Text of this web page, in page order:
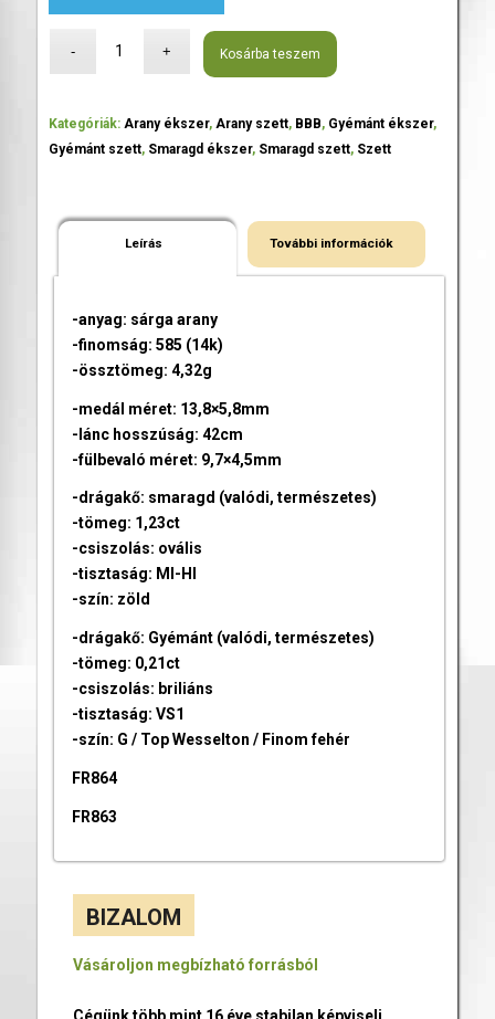
Kosárba teszem
Kategóriák: Arany ékszer, Arany szett, BBB, Gyémánt ékszer,
Gyémánt szett, Smaragd ékszer, Smaragd szett, Szett
Leírás További információk
-anyag: sárga arany
-finomság: 585 (14k)
-össztömeg: 4,32g
-medál méret: 13,8×5,8mm
-lánc hosszúság: 42cm
-fülbevaló méret: 9,7×4,5mm
-drágakő: smaragd (valódi, természetes)
-tömeg: 1,23ct
-csiszolás: ovális
-tisztaság: MI-HI
-szín: zöld
-drágakő: Gyémánt (valódi, természetes)
-tömeg: 0,21ct
-csiszolás: briliáns
-tisztaság: VS1
-szín: G / Top Wesselton / Finom fehér
FR864
FR863
BIZALOM
Vásároljon megbízható forrásból